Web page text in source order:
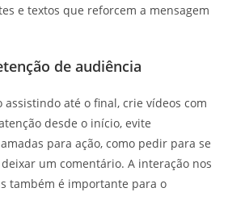
e textos que reforcem a mensagem
de audiência
até o final, crie vídeos com
desde o início, evite
para ação, como pedir para se
um comentário. A interação nos
também é importante para o